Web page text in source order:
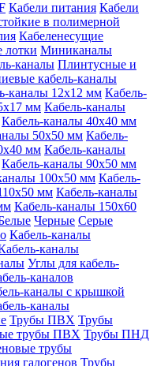
Кабели питания Кабели
в полимерной
Кабеленесущие
лотки Миниканалы
каналы Плинтусные и
кабель-каналы
каналы 12х12 мм Кабель-
мм Кабель-каналы
Кабель-каналы 40х40 мм
50х50 мм Кабель-
мм Кабель-каналы
Кабель-каналы 90х50 мм
100х50 мм Кабель-
мм Кабель-каналы
Кабель-каналы 150х60
Черные Серые
Кабель-каналы
каналы
Углы для кабель-
каналов
каналы с крышкой
каналы
Трубы ПВХ Трубы
трубы ПВХ Трубы ПНД
трубы
галогенов Трубы